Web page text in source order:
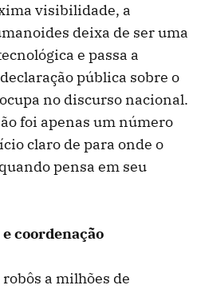
visibilidade, a
deixa de ser uma
e passa a
pública sobre o
no discurso nacional.
foi apenas um número
claro de para onde o
pensa em seu
coordenação
a milhões de